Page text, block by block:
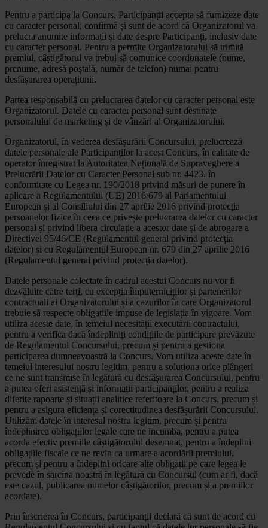
Pentru a participa la Concurs, Participanții accepta să furnizeze date
cu caracter personal, confirmă și sunt de acord că Organizatorul va
prelucra anumite informații și date despre Participanți, inclusiv date
cu caracter personal. Pentru a permite Organizatorului să trimită
premiul, câștigătorul va trebui să comunice coordonatele (nume,
prenume, adresă poștală, număr de telefon) numai pentru
desfășurarea operațiunii.
Partea responsabilă cu prelucrarea datelor cu caracter personal este
Organizatorul. Datele cu caracter personal sunt destinate
personalului de marketing și de vânzări al Organizatorului.
Organizatorul, în vederea desfășurării Concursului, prelucrează
datele personale ale Participanților la acest Concurs, în calitate de
operator înregistrat la Autoritatea Națională de Supraveghere a
Prelucrării Datelor cu Caracter Personal sub nr. 4423, în
conformitate cu Legea nr. 190/2018 privind măsuri de punere în
aplicare a Regulamentului (UE) 2016/679 al Parlamentului
European și al Consiliului din 27 aprilie 2016 privind protecția
persoanelor fizice în ceea ce privește prelucrarea datelor cu caracter
personal și privind libera circulație a acestor date și de abrogare a
Directivei 95/46/CE (Regulamentul general privind protecția
datelor) și cu Regulamentul European nr. 679 din 27 aprilie 2016
(Regulamentul general privind protecția datelor).
Datele personale colectate în cadrul acestui Concurs nu vor fi
dezvăluite către terți, cu excepția împuterniciților și partenerilor
contractuali ai Organizatorului și a cazurilor în care Organizatorul
trebuie să respecte obligațiile impuse de legislația în vigoare. Vom
utiliza aceste date, în temeiul necesității executării contractului,
pentru a verifica dacă îndepliniți condițiile de participare prevăzute
de Regulamentul Concursului, precum și pentru a gestiona
participarea dumneavoastră la Concurs. Vom utiliza aceste date în
temeiul interesului nostru legitim, pentru a soluționa orice plângeri
ce ne sunt transmise în legătură cu desfășurarea Concursului, pentru
a putea oferi asistență și informații participanților, pentru a realiza
diferite rapoarte și situații analitice referitoare la Concurs, precum și
pentru a asigura eficiența și corectitudinea desfășurării Concursului.
Utilizăm datele în interesul nostru legitim, precum și pentru
îndeplinirea obligațiilor legale care ne incumba, pentru a putea
acorda efectiv premiile câștigătorului desemnat, pentru a îndeplini
obligațiile fiscale ce ne revin ca urmare a acordării premiului,
precum și pentru a îndeplini oricare alte obligații pe care legea le
prevede în sarcina noastră în legătură cu Concursul (cum ar fi, dacă
este cazul, publicarea numelor câștigătorilor, precum și a premiilor
acordate).
Prin înscrierea în Concurs, participanții declară că sunt de acord cu